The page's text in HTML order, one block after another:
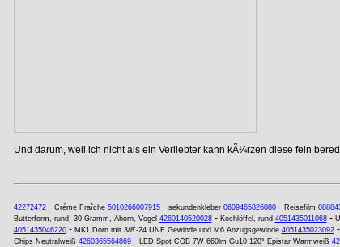
Und darum, weil ich nicht als ein Verliebter kann kÃ¼rzen diese fein
42272472- Créme Fraîche 5010266007915- sekundenkleber 0609465826080- Reisefilm
Butterform, rund, 30 Gramm, Ahorn, Vogel 4260140520028- Kochlöffel, rund 4051435011068-
4051435046220- MK1 Dorn mit 3/8'-24 UNF Gewinde und M6 Anzugsgewinde 4051435023092-
Chips Neutralweiß 4260365564869- LED Spot COB 7W 660lm Gu10 120° Epistar Warmweiß